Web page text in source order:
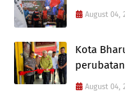
August 04,
Kota
perubatan
August 04,